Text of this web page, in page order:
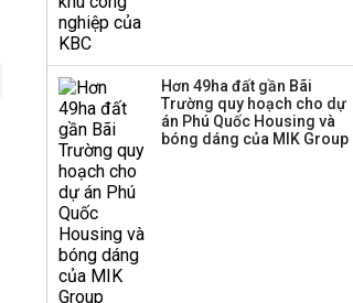
Hơn 49ha đất gần Bãi
Trường quy hoạch cho dự
án Phú Quốc Housing và
bóng dáng của MIK Group